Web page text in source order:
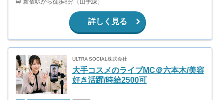
新宿駅から徒歩8分（山手線）
詳しく見る
ULTRA SOCIAL株式会社
大手コスメのライブMC＠六本木/美容
好き活躍/時給2500可